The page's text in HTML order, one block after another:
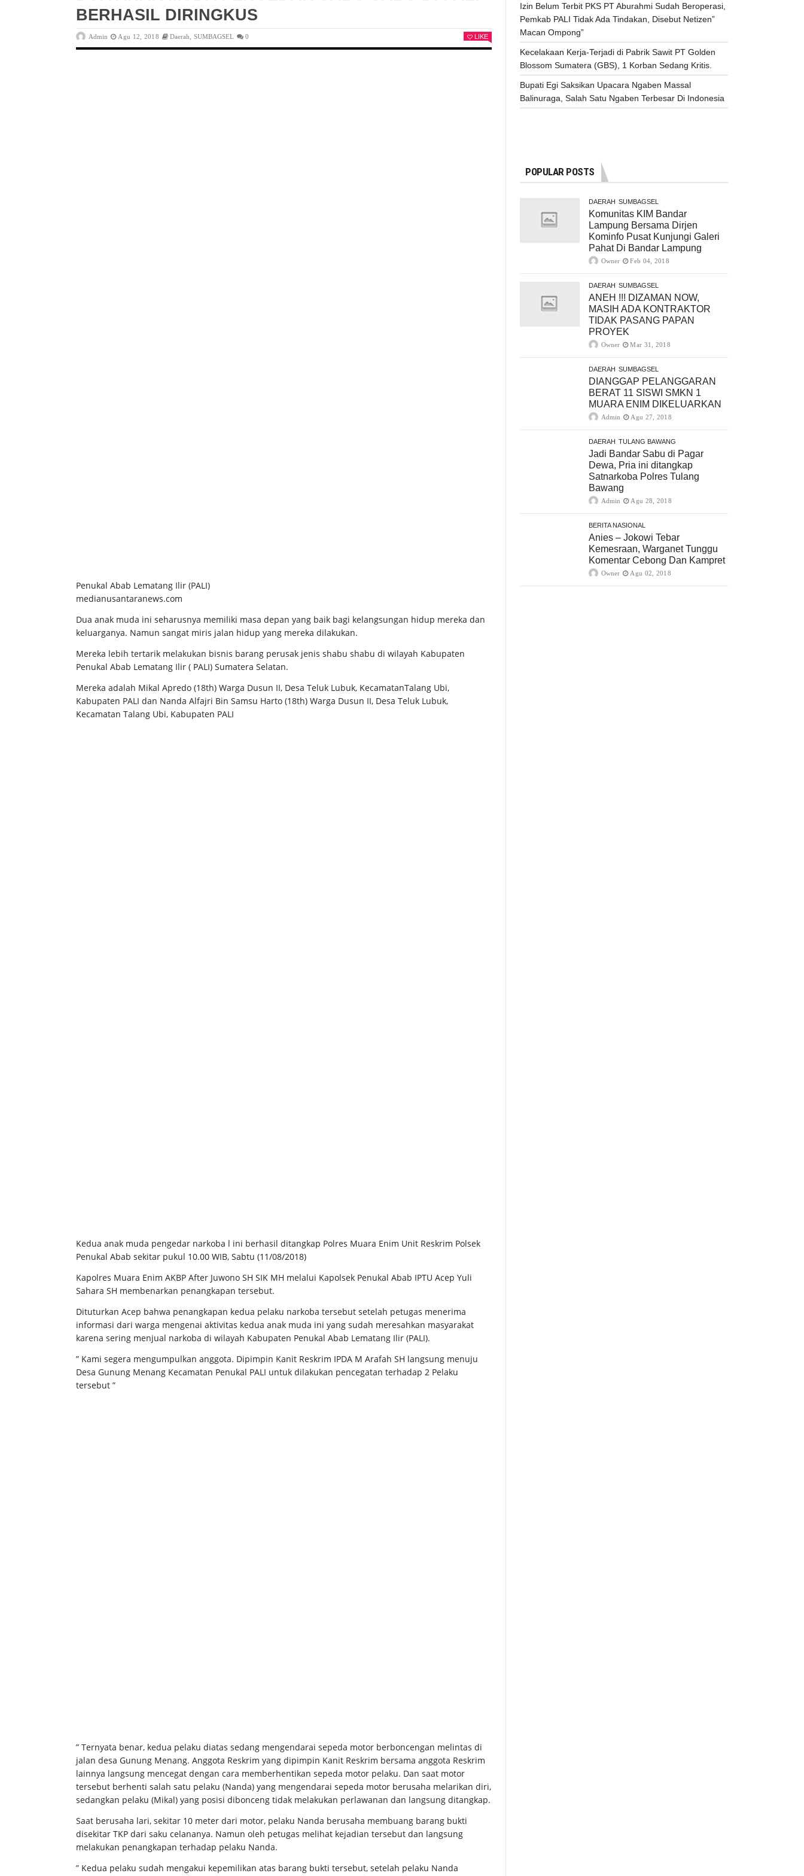
BERHASIL DIRINGKUS
Admin Agu 12, 2018 Daerah SUMBAGSEL 0 LIKE
Penukal Abab Lematang Ilir (PALI)
medianusantaranews.com
Dua anak muda ini seharusnya memiliki masa depan yang baik bagi kelangsungan hidup mereka dan
keluarganya. Namun sangat miris jalan hidup yang mereka dilakukan.
Mereka lebih tertarik melakukan bisnis barang perusak jenis shabu shabu di wilayah Kabupaten
Penukal Abab Lematang Ilir ( PALI) Sumatera Selatan.
Mereka adalah Mikal Apredo (18th) Warga Dusun II, Desa Teluk Lubuk, KecamatanTalang Ubi,
Kabupaten PALI dan Nanda Alfajri Bin Samsu Harto (18th) Warga Dusun II, Desa Teluk Lubuk,
Kecamatan Talang Ubi, Kabupaten PALI
Kedua anak muda pengedar narkoba l ini berhasil ditangkap Polres Muara Enim Unit Reskrim Polsek
Penukal Abab sekitar pukul 10.00 WIB, Sabtu (11/08/2018)
Kapolres Muara Enim AKBP After Juwono SH SIK MH melalui Kapolsek Penukal Abab IPTU Acep Yuli
Sahara SH membenarkan penangkapan tersebut.
Dituturkan Acep bahwa penangkapan kedua pelaku narkoba tersebut setelah petugas menerima
informasi dari warga mengenai aktivitas kedua anak muda ini yang sudah meresahkan masyarakat
karena sering menjual narkoba di wilayah Kabupaten Penukal Abab Lematang Ilir (PALI).
” Kami segera mengumpulkan anggota. Dipimpin Kanit Reskrim IPDA M Arafah SH langsung menuju
Desa Gunung Menang Kecamatan Penukal PALI untuk dilakukan pencegatan terhadap 2 Pelaku
tersebut ”
” Ternyata benar, kedua pelaku diatas sedang mengendarai sepeda motor berboncengan melintas di
jalan desa Gunung Menang. Anggota Reskrim yang dipimpin Kanit Reskrim bersama anggota Reskrim
lainnya langsung mencegat dengan cara memberhentikan sepeda motor pelaku. Dan saat motor
tersebut berhenti salah satu pelaku (Nanda) yang mengendarai sepeda motor berusaha melarikan diri,
sedangkan pelaku (Mikal) yang posisi dibonceng tidak melakukan perlawanan dan langsung ditangkap.
Saat berusaha lari, sekitar 10 meter dari motor, pelaku Nanda berusaha membuang barang bukti
disekitar TKP dari saku celananya. Namun oleh petugas melihat kejadian tersebut dan langsung
melakukan penangkapan terhadap pelaku Nanda.
” Kedua pelaku sudah mengakui kepemilikan atas barang bukti tersebut, setelah pelaku Nanda
Izin Belum Terbit PKS PT Aburahmi Sudah Beroperasi,
Pemkab PALI Tidak Ada Tindakan, Disebut Netizen”
Macan Ompong”
Kecelakaan Kerja-Terjadi di Pabrik Sawit PT Golden
Blossom Sumatera (GBS), 1 Korban Sedang Kritis.
Bupati Egi Saksikan Upacara Ngaben Massal
Balinuraga, Salah Satu Ngaben Terbesar Di Indonesia
POPULAR POSTS
DAERAH SUMBAGSEL
Komunitas KIM Bandar
Lampung Bersama Dirjen
Kominfo Pusat Kunjungi Galeri
Pahat Di Bandar Lampung
Owner Feb 04, 2018
DAERAH SUMBAGSEL
ANEH !!! DIZAMAN NOW,
MASIH ADA KONTRAKTOR
TIDAK PASANG PAPAN
PROYEK
Owner Mar 31, 2018
DAERAH SUMBAGSEL
DIANGGAP PELANGGARAN
BERAT 11 SISWI SMKN 1
MUARA ENIM DIKELUARKAN
Admin Agu 27, 2018
DAERAH TULANG BAWANG
Jadi Bandar Sabu di Pagar
Dewa, Pria ini ditangkap
Satnarkoba Polres Tulang
Bawang
Admin Agu 28, 2018
BERITA NASIONAL
Anies – Jokowi Tebar
Kemesraan, Warganet Tunggu
Komentar Cebong Dan Kampret
Owner Agu 02, 2018